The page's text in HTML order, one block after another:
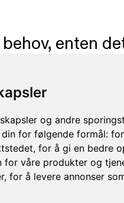
og andre
for følgende formål:
, for å gi en bedre
for våre produkter og
, for å levere annonser
enten
Med fokus på
standard og